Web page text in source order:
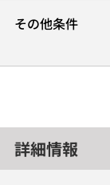
その他条件
詳細情報